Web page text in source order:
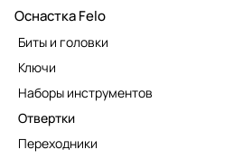
Оснастка Felo
Биты и головки
Ключи
Наборы инструментов
Отвертки
Переходники